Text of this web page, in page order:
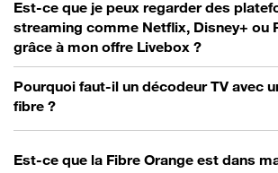
Est-ce que je peux regarder des
streaming comme Netflix, Disney+ ou
grâce à mon offre Livebox ?
Pourquoi faut-il un décodeur TV avec
fibre ?
Est-ce que la Fibre Orange est dans